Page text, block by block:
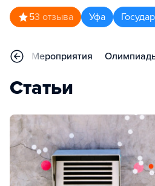
53 отзыва Уфа
Мероприятия
Статьи